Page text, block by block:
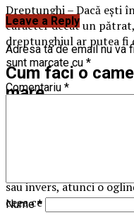
Dreptunghi – Dacă ești
caracter decât un
dreptunghiul ar putea fi
Cum faci o
mare
Este un truc vechi pe
pentru a face ca
Oglinzile reflectă
dacă încercați să faceți
sau invers, atunci o
ceea ce vă trebuie!
Leave a Reply
Adresa ta de email nu va
sunt marcate cu *
Comentariu *
Nume*